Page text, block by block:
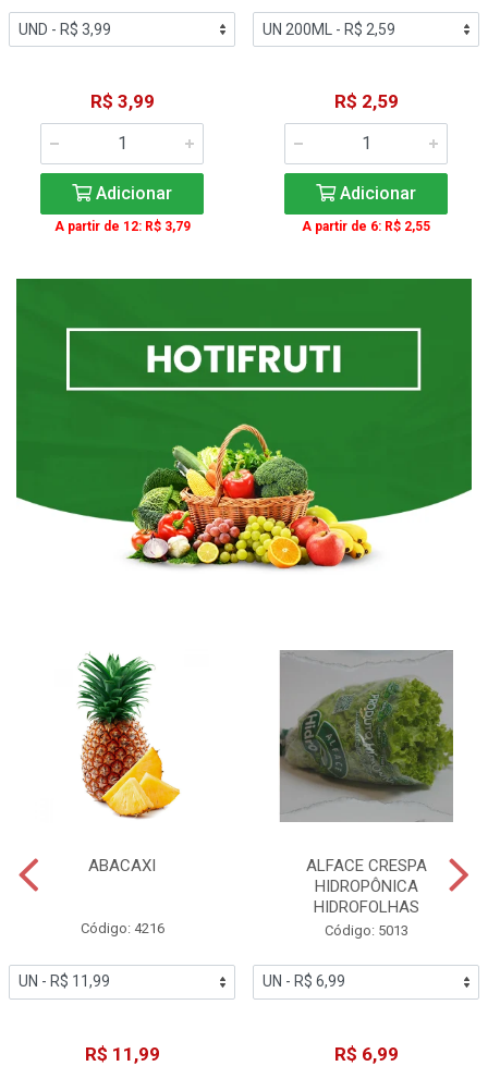
R$ 3,99
Adicionar
A partir de 12: R$ 3,79
R$ 2,59
Adicionar
A partir de 6: R$ 2,55
ABACAXI
Código: 4216
R$ 11,99
ALFACE CRESPA
HIDROPÔNICA
HIDROFOLHAS
Código: 5013
R$ 6,99